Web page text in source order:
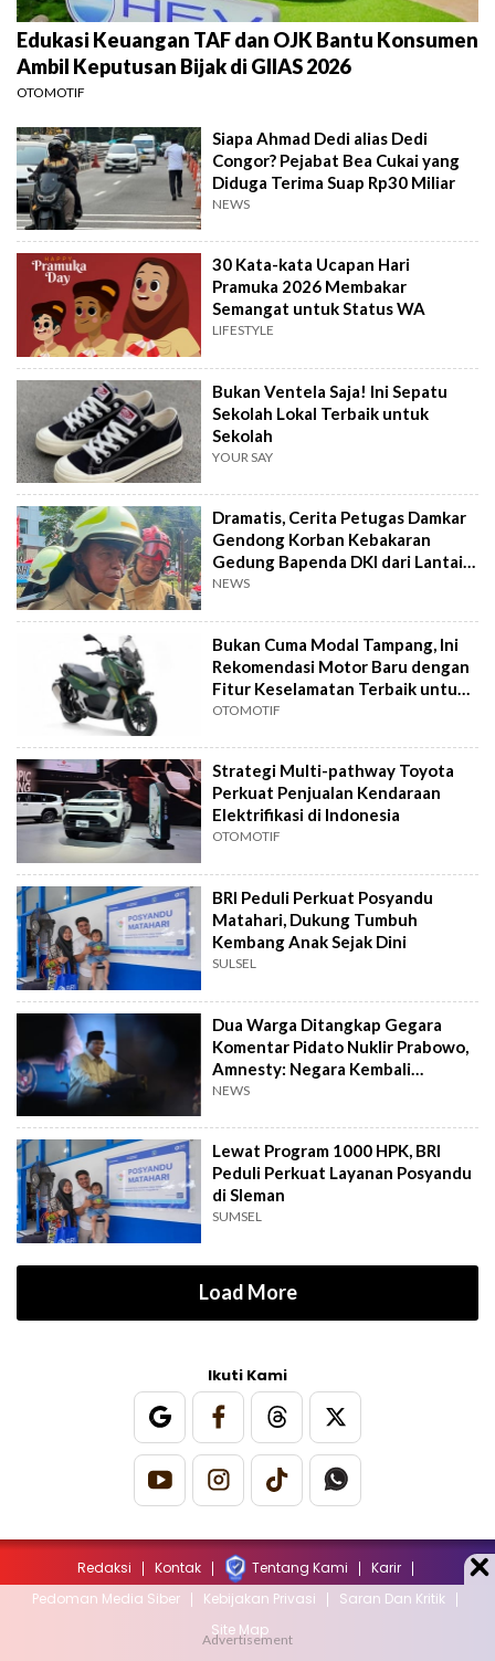
Edukasi Keuangan TAF dan OJK Bantu Konsumen
Ambil Keputusan Bijak di GIIAS 2026
OTOMOTIF
Siapa Ahmad Dedi alias Dedi
Congor? Pejabat Bea Cukai yang
Diduga Terima Suap Rp30 Miliar
NEWS
30 Kata-kata Ucapan Hari
Pramuka 2026 Membakar
Semangat untuk Status WA
LIFESTYLE
Bukan Ventela Saja! Ini Sepatu
Sekolah Lokal Terbaik untuk
Sekolah
YOUR SAY
Dramatis, Cerita Petugas Damkar
Gendong Korban Kebakaran
Gedung Bapenda DKI dari Lantai
16
NEWS
Bukan Cuma Modal Tampang, Ini
Rekomendasi Motor Baru dengan
Fitur Keselamatan Terbaik untuk
Harian
OTOMOTIF
Strategi Multi-pathway Toyota
Perkuat Penjualan Kendaraan
Elektrifikasi di Indonesia
OTOMOTIF
BRI Peduli Perkuat Posyandu
Matahari, Dukung Tumbuh
Kembang Anak Sejak Dini
SULSEL
Dua Warga Ditangkap Gegara
Komentar Pidato Nuklir Prabowo,
Amnesty: Negara Kembali
Represif
NEWS
Lewat Program 1000 HPK, BRI
Peduli Perkuat Layanan Posyandu
di Sleman
SUMSEL
Load More
Ikuti Kami
Redaksi Kontak Tentang Kami
Karir
Pedoman Media Siber
Kebijakan Privasi
Saran Dan Kritik
Site Map